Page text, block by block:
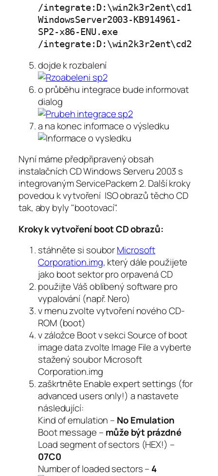
/integrate:D:\win2k3r2ent\cd1
WindowsServer2003-KB914961-
SP2-x86-ENU.exe
/integrate:D:\win2k3r2ent\cd2
dojde k rozbalení
o průběhu integrace bude informovat
dialog
a na konec informace o výsledku
Nyní máme předpřipravený obsah
instalačních CD Windows Serveru 2003 s
integrovaným ServicePackem 2. Další kroky
povedou k vytvoření ISO obrazů těcho CD
tak, aby byly "bootovací".
Kroky k vytvoření boot CD obrazů:
stáhněte si souborMicrosoft
Corporation.img, který dále použijete
jako boot sektor pro orpavená CD
použijte Váš oblíbený software pro
vypalování (např. Nero)
v menu zvolte vytvoření nového CD-
ROM (boot)
v záložce Bootv sekciSource of boot
image datazvolte Image Filea vyberte
stažený souborMicrosoft
Corporation.img
zaškrtněte Enable expert settings (for
advanced users only!) a nastavete
následující:
Kind of emulation – No Emulation
Boot message – může být prázdné
Load segment of sectors (HEX!) –
07C0
Number of loaded sectors – 4